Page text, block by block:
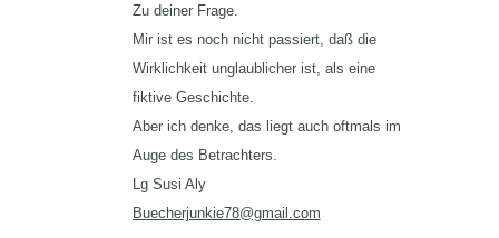
Zu deiner Frage.
Mir ist es noch nicht passiert, daß die
Wirklichkeit unglaublicher ist, als eine
fiktive Geschichte.
Aber ich denke, das liegt auch oftmals im
Auge des Betrachters.
Lg Susi Aly
Buecherjunkie78@gmail.com